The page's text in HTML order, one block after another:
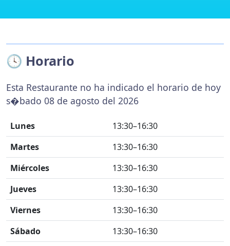
🕓 Horario
Esta Restaurante no ha indicado el horario de hoy
s�bado 08 de agosto del 2026
Lunes
13:30–16:30
Martes
13:30–16:30
Miércoles
13:30–16:30
Jueves
13:30–16:30
Viernes
13:30–16:30
Sábado
13:30–16:30